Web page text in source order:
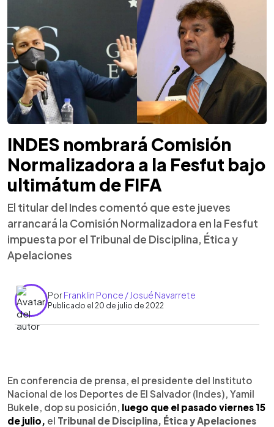
INDES nombrará Comisión
Normalizadora a la Fesfut bajo
ultimátum de FIFA
El titular del Indes comentó que este jueves
arrancará la Comisión Normalizadora en la Fesfut
impuesta por el Tribunal de Disciplina, Ética y
Apelaciones
PorFranklin Ponce / Josué Navarrete
Publicado el 20 de julio de 2022
► Escuchar artículo
En conferencia de prensa, el presidente del Instituto
Nacional de los Deportes de El Salvador (Indes), Yamil
Bukele, dop su posición, luego que el pasado viernes 15
de julio, el Tribunal de Disciplina, Ética y Apelaciones